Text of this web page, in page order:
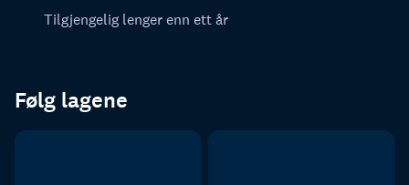
Tilgjengelig lenger enn ett år
Følg lagene